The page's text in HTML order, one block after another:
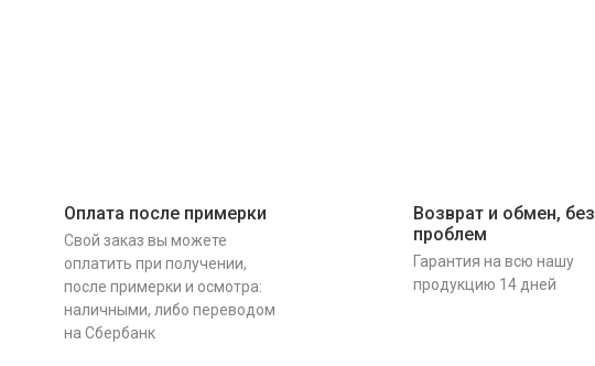
Оплата после примерки
Свой заказ вы можете
оплатить при получении,
после примерки и осмотра:
наличными, либо переводом
на Сбербанк
Возврат и обмен, без
проблем
Гарантия на всю нашу
продукцию 14 дней